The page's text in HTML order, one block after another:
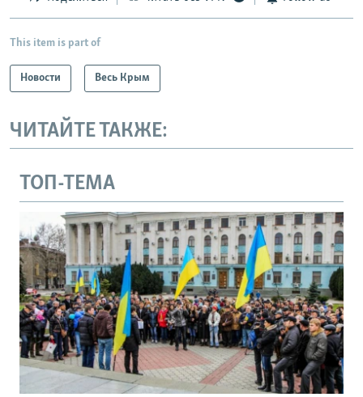
This item is part of
Новости Весь Крым
ЧИТАЙТЕ ТАКЖЕ:
ТОП-ТЕМА